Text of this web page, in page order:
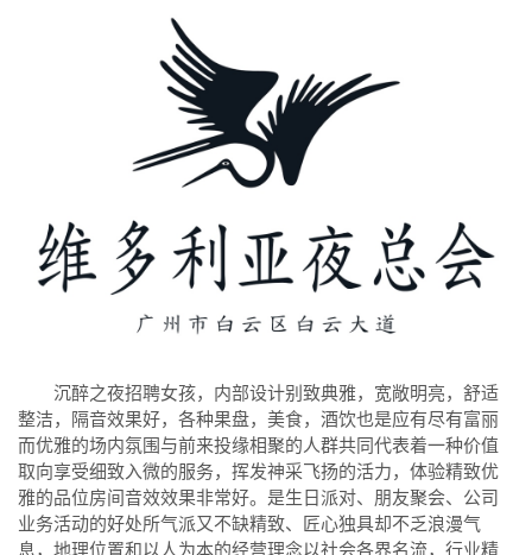
沉醉之夜招聘女孩，内部设计别致典雅，宽敞明亮，舒适
整洁，隔音效果好，各种果盘，美食，酒饮也是应有尽有富丽
而优雅的场内氛围与前来投缘相聚的人群共同代表着一种价值
取向享受细致入微的服务，挥发神采飞扬的活力，体验精致优
雅的品位房间音效效果非常好。是生日派对、朋友聚会、公司
业务活动的好处所气派又不缺精致、匠心独具却不乏浪漫气
息，地理位置和以人为本的经营理念以社会各界名流，行业精